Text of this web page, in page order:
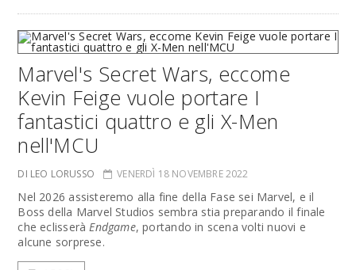
Marvel's Secret Wars, eccome
Kevin Feige vuole portare I
fantastici quattro e gli X-Men
nell'MCU
DI LEO LORUSSO VENERDÌ 18 NOVEMBRE 2022
Nel 2026 assisteremo alla fine della Fase sei Marvel, e il
Boss della Marvel Studios sembra stia preparando il finale
che eclisseràEndgame, portando in scena volti nuovi e
alcune sorprese.